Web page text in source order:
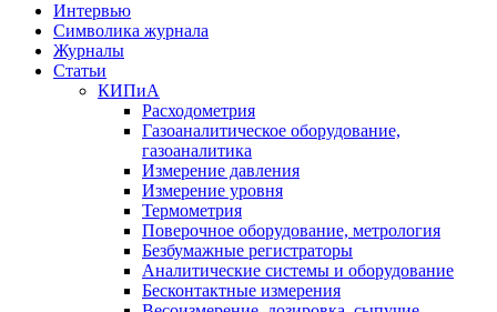
Интервью
Символика журнала
Журналы
Статьи
КИПиА
Расходометрия
Газоаналитическое оборудование,
газоаналитика
Измерение давления
Измерение уровня
Термометрия
Поверочное оборудование, метрология
Безбумажные регистраторы
Аналитические системы и оборудование
Бесконтактные измерения